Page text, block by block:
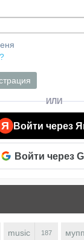
ИЛИ
Я Войти через
Войти через
music 187 мупп